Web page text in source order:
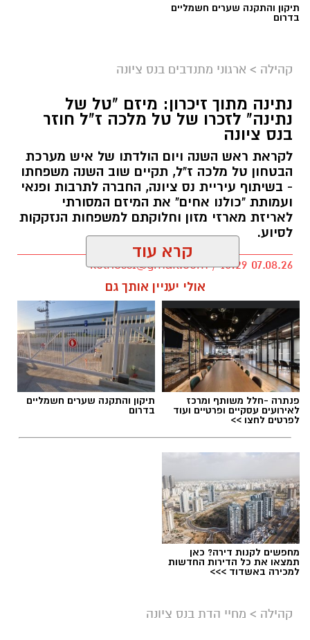
תיקון והתקנה שערים חשמליים
בדרום
קהילה > ארגוני מתנדבים בנס ציונה
נתינה מתוך זיכרון: מיזם "טל של
נתינה" לזכרו של טל מלכה ז"ל חוזר
בנס ציונה
לקראת ראש השנה ויום הולדתו של איש מערכת
הבטחון טל מלכה ז"ל, תקיים שוב השנה משפחתו
- בשיתוף עיריית נס ציונה, החברה לתרבות ופנאי
ועמותת "כולנו אחים" את המיזם המסורתי
לאריזת מארזי מזון וחלוקתם למשפחות הנזקקות
לסיוע.
kolness1@gmail.com / 10:29 07.08.26
תגים:סמ"ר טל מלכה ז"ל
ארכיון
קרא עוד
אולי יעניין אותך גם
פנתרה -חלל משותף ומרכז
לאירועים עסקיים ופרטיים ועוד
לפרטים לחצו >>
תיקון והתקנה שערים חשמליים
בדרום
מחפשים לקנות דירה? כאן
תמצאו את כל הדירות החדשות
למכירה באשדוד >>>
קהילה > מחיי הדת בנס ציונה